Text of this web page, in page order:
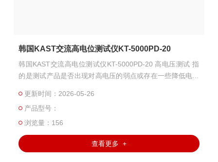
韩国KAST交流高电位测试仪KT-5000PD-20
韩国KAST交流高电位测试仪KT-5000PD-20 高电压测试 指
的是测试产品是否出现对高电压的弱点或存在一些降低电绝
在产品的工作电压 - 2 ~ 5 倍更高的交流电压 - 下进行的。
高电压测试必须对所有产品进行，以确定电绝缘控制.
更新时间：2026-05-26
产品型号：
浏览量：156
查看更多 +